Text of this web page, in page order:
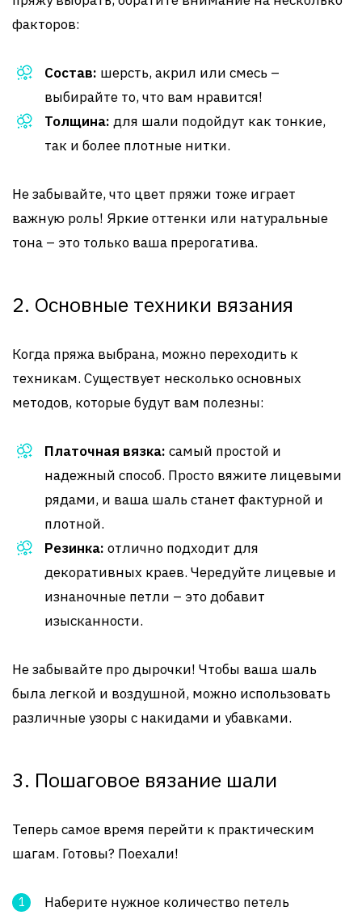
факторов:
Состав: шерсть, акрил или смесь –
выбирайте то, что вам нравится!
Толщина: для шали подойдут как тонкие,
так и более плотные нитки.
Не забывайте, что цвет пряжи тоже играет
важную роль! Яркие оттенки или натуральные
тона – это только ваша прерогатива.
2. Основные техники вязания
Когда пряжа выбрана, можно переходить к
техникам. Существует несколько основных
методов, которые будут вам полезны:
Платочная вязка: самый простой и
надежный способ. Просто вяжите лицевыми
рядами, и ваша шаль станет фактурной и
плотной.
Резинка: отлично подходит для
декоративных краев. Чередуйте лицевые и
изнаночные петли – это добавит
изысканности.
Не забывайте про дырочки! Чтобы ваша шаль
была легкой и воздушной, можно использовать
различные узоры с накидами и убавками.
3. Пошаговое вязание шали
Теперь самое время перейти к практическим
шагам. Готовы? Поехали!
Наберите нужное количество петель